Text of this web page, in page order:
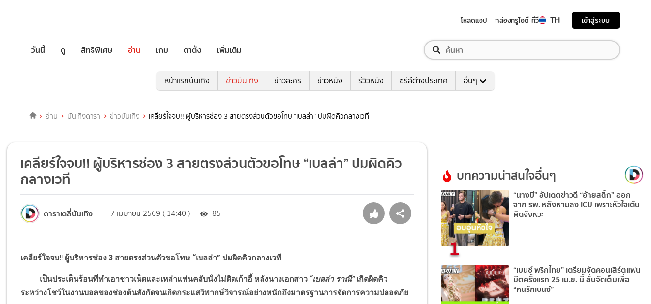
โหลดแอป กล่องทรูไอดี ทีวี TH เข้าสู่ระบบ
วันนี้ ดู สิทธิพิเศษ อ่าน เกม ตาตั้ง เพิ่มเติม
หน้าแรกบันเทิง ข่าวบันเทิง ข่าวละคร ข่าวหนัง รีวิวหนัง ซีรีส์ต่างประเทศ อื่นๆ
อ่าน บันเทิงดารา ข่าวบันเทิง เคลียร์ใจจบ!! ผู้บริหารช่อง 3 สายตรงส่วนตัวขอโทษ “เบลล่า” ปมผิดคิวกลางเวที
เคลียร์ใจจบ!! ผู้บริหารช่อง 3 สายตรงส่วนตัวขอโทษ “เบลล่า” ปมผิดคิว
กลางเวที
ดาราเดลี่บันเทิง 7 เมษายน 2569 ( 14:40 ) 85
เคลียร์ใจจบ!! ผู้บริหารช่อง 3 สายตรงส่วนตัวขอโทษ “เบลล่า” ปมผิดคิวกลางเวที
เป็นประเด็นร้อนที่ทำเอาชาวเน็ตและเหล่าแฟนคลับนั่งไม่ติดเก้าอี้ หลังนางเอกสาว “เบลล่า ราณี” เกิดผิดคิว
ระหว่างโชว์ในงานบอลของช่องต้นสังกัดจนเกิดกระแสวิพากษ์วิจารณ์อย่างหนักถึงมาตรฐานการจัดการความปลอดภัย
บทความน่าสนใจอื่นๆ
1
“นางบี” อัปเดตข่าวดี “อ้ายสติ๊ก” ออก
จาก รพ. หลังหามส่ง ICU เพราะหัวใจเต้น
ผิดจังหวะ
“เบนซ์ พริกไทย” เตรียมจัดคอนเสิร์ตแฟน
มีตครั้งแรก 25 เม.ย. นี้ ลั่นจัดเต็มเพื่อ
“คนรักเบนซ์”